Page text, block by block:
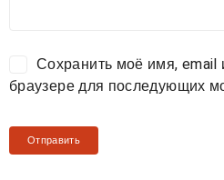
Сохранить моё имя, email
браузере для последующих